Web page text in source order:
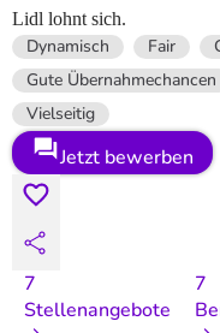
Lidl lohnt sich.
Dynamisch Fair
Gute Übernahmechancen
Vielseitig
Jetzt bewerben
7
Stellenangebote
7